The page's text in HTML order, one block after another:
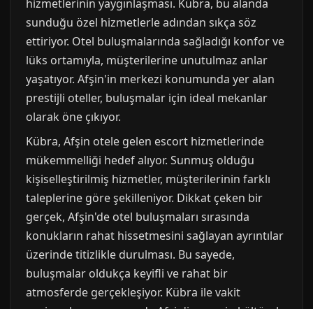
hizmetlerinin yaygınlaşması. Kübra, bu alanda
sunduğu özel hizmetlerle adından sıkça söz
ettiriyor. Otel buluşmalarında sağladığı konfor ve
lüks ortamıyla, müşterilerine unutulmaz anlar
yaşatıyor. Afşin'in merkezi konumunda yer alan
prestijli oteller, buluşmalar için ideal mekanlar
olarak öne çıkıyor.
Kübra, Afşin otele gelen escort hizmetlerinde
mükemmelliği hedef alıyor. Sunmuş olduğu
kişiselleştirilmiş hizmetler, müşterilerinin farklı
taleplerine göre şekilleniyor. Dikkat çeken bir
gerçek, Afşin'de otel buluşmaları sırasında
konukların rahat hissetmesini sağlayan ayrıntılar
üzerinde titizlikle durulması. Bu sayede,
buluşmalar oldukça keyifli ve rahat bir
atmosferde gerçekleşiyor. Kübra ile vakit